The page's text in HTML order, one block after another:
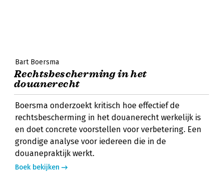
Bart Boersma
Rechtsbescherming in het
douanerecht
Boersma onderzoekt kritisch hoe effectief de
rechtsbescherming in het douanerecht werkelijk is
en doet concrete voorstellen voor verbetering. Een
grondige analyse voor iedereen die in de
douanepraktijk werkt.
Boek bekijken